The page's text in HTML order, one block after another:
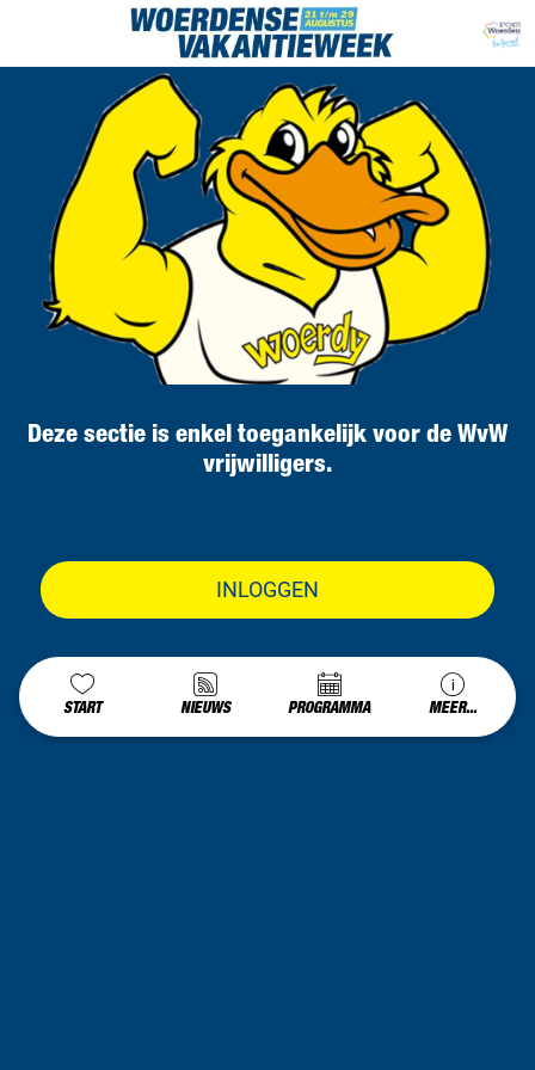
Deze sectie is enkel toegankelijk voor de WvW
vrijwilligers.
INLOGGEN
START NIEUWS PROGRAMMA MEER...